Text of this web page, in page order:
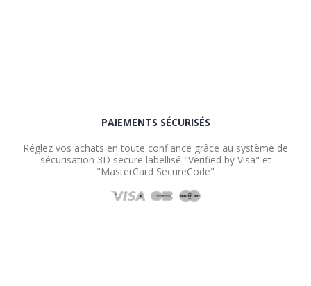
PAIEMENTS SÉCURISÉS
Réglez vos achats en toute confiance grâce au système de
sécurisation 3D secure labellisé "Verified by Visa" et
"MasterCard SecureCode"